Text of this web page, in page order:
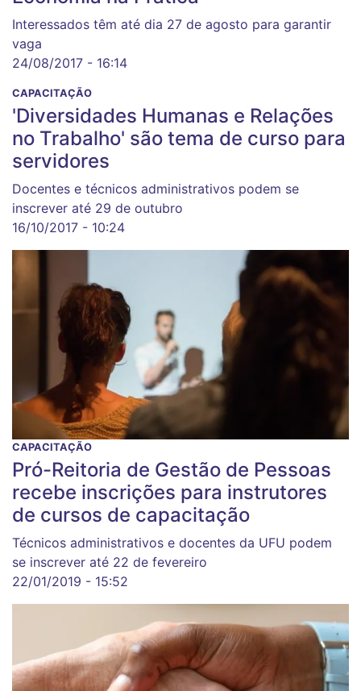
Interessados têm até dia 27 de agosto para garantir
vaga
24/08/2017 - 16:14
CAPACITAÇÃO
'Diversidades Humanas e Relações
no Trabalho' são tema de curso para
servidores
Docentes e técnicos administrativos podem se
inscrever até 29 de outubro
16/10/2017 - 10:24
CAPACITAÇÃO
Pró-Reitoria de Gestão de Pessoas
recebe inscrições para instrutores
de cursos de capacitação
Técnicos administrativos e docentes da UFU podem
se inscrever até 22 de fevereiro
22/01/2019 - 15:52